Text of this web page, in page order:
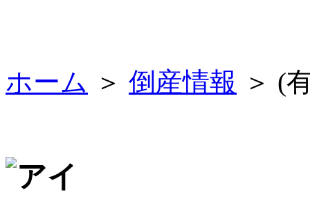
ホーム ＞ 倒産情報 ＞ (